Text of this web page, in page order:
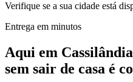
Verifique se a sua cidade está
Entrega em minutos
Aqui em Cassilândia
sem sair de casa é